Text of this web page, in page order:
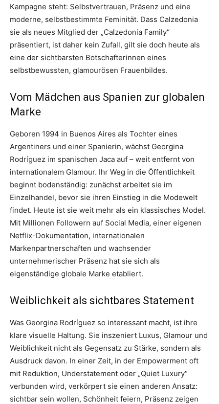
Kampagne steht: Selbstvertrauen, Präsenz und eine
moderne, selbstbestimmte Feminität. Dass Calzedonia
sie als neues Mitglied der „Calzedonia Family“
präsentiert, ist daher kein Zufall, gilt sie doch heute als
eine der sichtbarsten Botschafterinnen eines
selbstbewussten, glamourösen Frauenbildes.
Vom Mädchen aus Spanien zur globalen
Marke
Geboren 1994 in Buenos Aires als Tochter eines
Argentiners und einer Spanierin, wächst Georgina
Rodríguez im spanischen Jaca auf – weit entfernt von
internationalem Glamour. Ihr Weg in die Öffentlichkeit
beginnt bodenständig: zunächst arbeitet sie im
Einzelhandel, bevor sie ihren Einstieg in die Modewelt
findet. Heute ist sie weit mehr als ein klassisches Model.
Mit Millionen Followern auf Social Media, einer eigenen
Netflix-Dokumentation, internationalen
Markenpartnerschaften und wachsender
unternehmerischer Präsenz hat sie sich als
eigenständige globale Marke etabliert.
Weiblichkeit als sichtbares Statement
Was Georgina Rodríguez so interessant macht, ist ihre
klare visuelle Haltung. Sie inszeniert Luxus, Glamour und
Weiblichkeit nicht als Gegensatz zu Stärke, sondern als
Ausdruck davon. In einer Zeit, in der Empowerment oft
mit Reduktion, Understatement oder „Quiet Luxury“
verbunden wird, verkörpert sie einen anderen Ansatz:
sichtbar sein wollen, Schönheit feiern, Präsenz zeigen